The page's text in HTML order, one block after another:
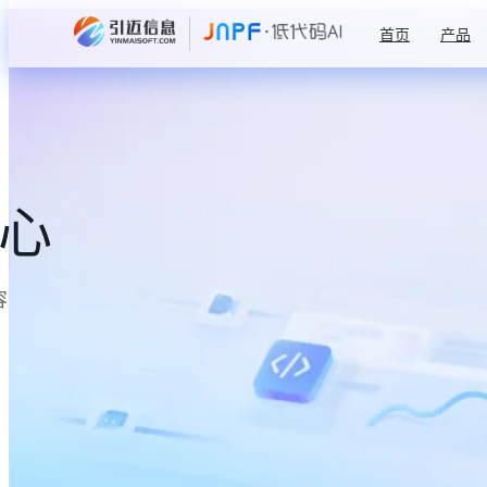
首页 产品